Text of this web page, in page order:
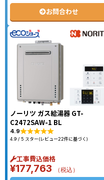
お問合わせ
ノーリツ ガス給湯器 GT-
C2472SAW-1 BL
4.9
4.9 / 5 スター(レビュー22件に基づく)
工事費込価格
¥177,763 （税込）